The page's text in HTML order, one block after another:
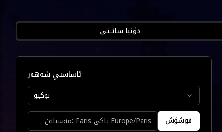
دۇنيا سائىتى
ئاساسىي شەھەر
توكيو
قوشۇش